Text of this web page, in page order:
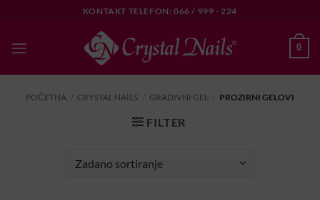
content
KONTAKT TELEFON: 066 / 999 - 224
0
POČETNA CRYSTAL NAILS GRADIVNI GEL PROZIRNI GELOVI
FILTER